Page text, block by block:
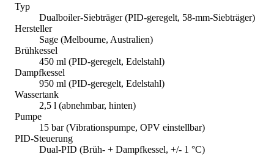
Typ
Dualboiler-Siebträger (PID-geregelt, 58-mm-Siebträger)
Hersteller
Sage (Melbourne, Australien)
Brühkessel
450 ml (PID-geregelt, Edelstahl)
Dampfkessel
950 ml (PID-geregelt, Edelstahl)
Wassertank
2,5 l (abnehmbar, hinten)
Pumpe
15 bar (Vibrationspumpe, OPV einstellbar)
PID-Steuerung
Dual-PID (Brüh- + Dampfkessel, +/- 1 °C)